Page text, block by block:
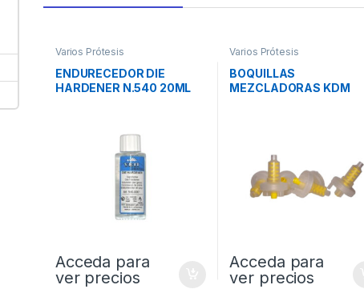
Varios Prótesis
ENDURECEDOR DIE
HARDENER N.540 20ML
Acceda para
ver precios
Varios Prótesis
BOQUILLAS
MEZCLADORAS KDM
Acceda para
ver precios